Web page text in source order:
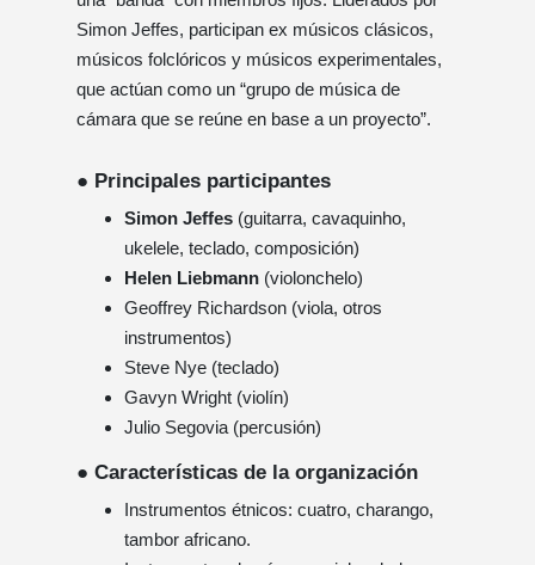
Simon Jeffes, participan ex músicos clásicos,
músicos folclóricos y músicos experimentales,
que actúan como un “grupo de música de
cámara que se reúne en base a un proyecto”.
● Principales participantes
Simon Jeffes (guitarra, cavaquinho,
ukelele, teclado, composición)
Helen Liebmann (violonchelo)
Geoffrey Richardson (viola, otros
instrumentos)
Steve Nye (teclado)
Gavyn Wright (violín)
Julio Segovia (percusión)
● Características de la organización
Instrumentos étnicos: cuatro, charango,
tambor africano.